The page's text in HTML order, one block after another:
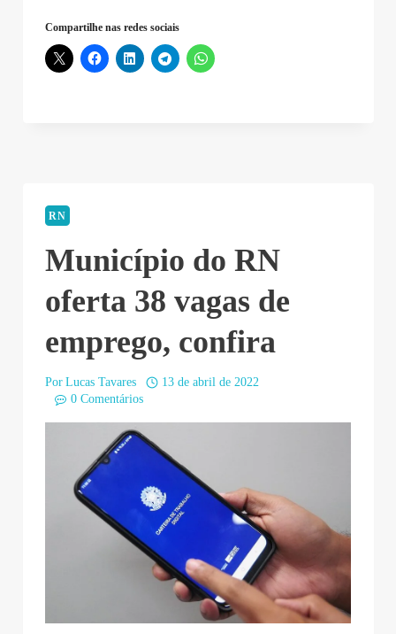
Compartilhe nas redes sociais
RN
Município do RN
oferta 38 vagas de
emprego, confira
Por Lucas Tavares
13 de abril de 2022
0 Comentários